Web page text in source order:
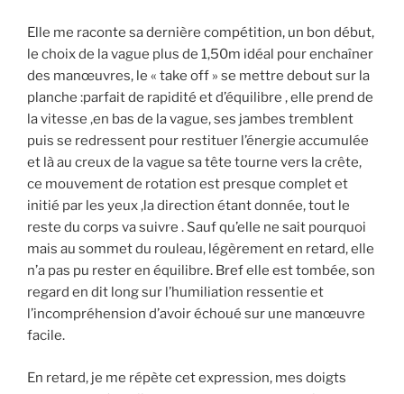
Elle me raconte sa dernière compétition, un bon début,
le choix de la vague plus de 1,50m idéal pour enchaîner
des manœuvres, le « take off » se mettre debout sur la
planche :parfait de rapidité et d’équilibre , elle prend de
la vitesse ,en bas de la vague, ses jambes tremblent
puis se redressent pour restituer l’énergie accumulée
et là au creux de la vague sa tête tourne vers la crête,
ce mouvement de rotation est presque complet et
initié par les yeux ,la direction étant donnée, tout le
reste du corps va suivre . Sauf qu’elle ne sait pourquoi
mais au sommet du rouleau, légèrement en retard, elle
n’a pas pu rester en équilibre. Bref elle est tombée, son
regard en dit long sur l’humiliation ressentie et
l’incompréhension d’avoir échoué sur une manœuvre
facile.
En retard, je me répète cet expression, mes doigts